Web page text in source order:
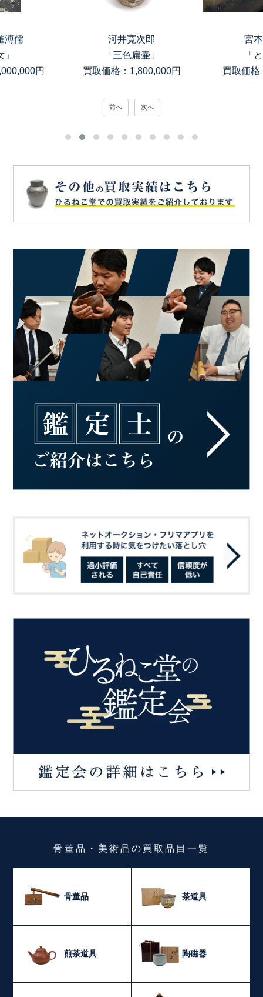
溥儒
円
河井寛次郎
「三色扁壷」
買取価格：1,800,000円
宮
「
買取価格
前へ 次へ
骨董品・美術品の買取品目一覧
骨董品 茶道具
煎茶道具 陶磁器